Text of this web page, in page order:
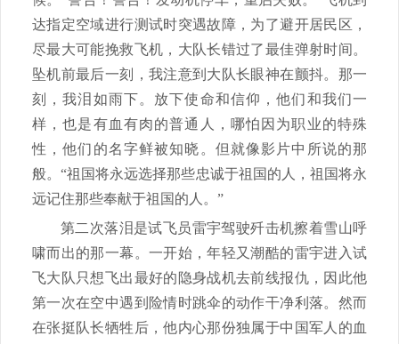
达指定空域进行测试时突遇故障，为了避开居民区，
尽最大可能挽救飞机，大队长错过了最佳弹射时间。
坠机前最后一刻，我注意到大队长眼神在颤抖。那一
刻，我泪如雨下。放下使命和信仰，他们和我们一
样，也是有血有肉的普通人，哪怕因为职业的特殊
性，他们的名字鲜被知晓。但就像影片中所说的那
般。“祖国将永远选择那些忠诚于祖国的人，祖国将永
远记住那些奉献于祖国的人。”
第二次落泪是试飞员雷宇驾驶歼击机擦着雪山呼
啸而出的那一幕。一开始，年轻又潮酷的雷宇进入试
飞大队只想飞出最好的隐身战机去前线报仇，因此他
第一次在空中遇到险情时跳伞的动作干净利落。然而
在张挺队长牺牲后，他内心那份独属于中国军人的血